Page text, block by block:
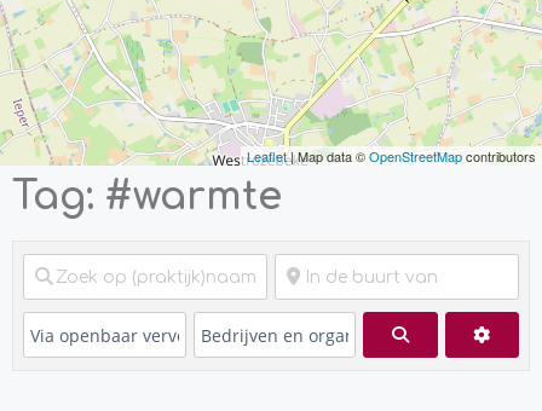
Leaflet| Map data ©OpenStreetMapcontributors
Tag: #warmte